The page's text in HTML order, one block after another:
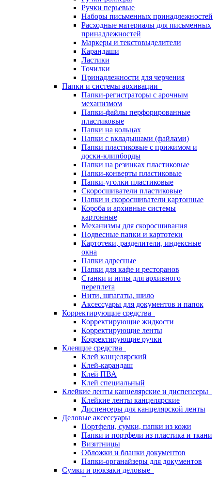
Ручки перьевые
Наборы письменных принадлежностей
Расходные материалы для письменных
принадлежностей
Маркеры и текстовыделители
Карандаши
Ластики
Точилки
Принадлежности для черчения
Папки и системы архивации
Папки-регистраторы с арочным
механизмом
Папки-файлы перфорированные
пластиковые
Папки на кольцах
Папки с вкладышами (файлами)
Папки пластиковые с прижимом и
доски-клипборды
Папки на резинках пластиковые
Папки-конверты пластиковые
Папки-уголки пластиковые
Скоросшиватели пластиковые
Папки и скоросшиватели картонные
Короба и архивные системы
картонные
Механизмы для скоросшивания
Подвесные папки и картотеки
Картотеки, разделители, индексные
окна
Папки адресные
Папки для кафе и ресторанов
Станки и иглы для архивного
переплета
Нити, шпагаты, шило
Аксессуары для документов и папок
Корректирующие средства
Корректирующие жидкости
Корректирующие ленты
Корректирующие ручки
Клеящие средства
Клей канцелярский
Клей-карандаш
Клей ПВА
Клей специальный
Клейкие ленты канцелярские и диспенсеры
Клейкие ленты канцелярские
Диспенсеры для канцелярской ленты
Деловые аксессуары
Портфели, сумки, папки из кожи
Папки и портфели из пластика и ткани
Визитницы
Обложки и бланки документов
Папки-органайзеры для документов
Сумки и рюкзаки деловые